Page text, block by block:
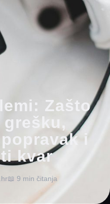
Zašto
i
kvar
📖 9 min čitanja